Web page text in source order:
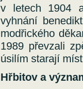
v letech 1904
vyhnání
modřického
1989 převzali
úsilím starají
Hřbitov a